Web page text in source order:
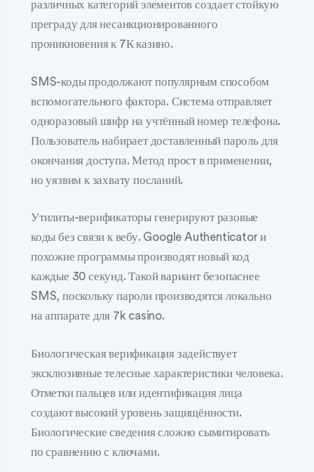
различных категорий элементов создает стойкую
преграду для несанкционированного
проникновения к 7К казино.
SMS-коды продолжают популярным способом
вспомогательного фактора. Система отправляет
одноразовый шифр на учтённый номер телефона.
Пользователь набирает доставленный пароль для
окончания доступа. Метод прост в применении,
но уязвим к захвату посланий.
Утилиты-верификаторы генерируют разовые
коды без связи к вебу. Google Authenticator и
похожие программы производят новый код
каждые 30 секунд. Такой вариант безопаснее
SMS, поскольку пароли производятся локально
на аппарате для 7k casino.
Биологическая верификация задействует
эксклюзивные телесные характеристики человека.
Отметки пальцев или идентификация лица
создают высокий уровень защищённости.
Биологические сведения сложно сымитировать
по сравнению с ключами.